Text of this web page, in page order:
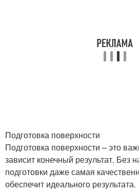
Подготовка поверхности
Подготовка поверхности – это
зависит конечный результат. Без
подготовки даже самая
обеспечит идеального результата.